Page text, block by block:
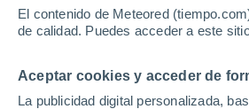
El contenido de Meteored
de calidad. Puedes acceder a este
Aceptar cookies y acceder de
La publicidad digital personalizada,
Inicio Santa Helena